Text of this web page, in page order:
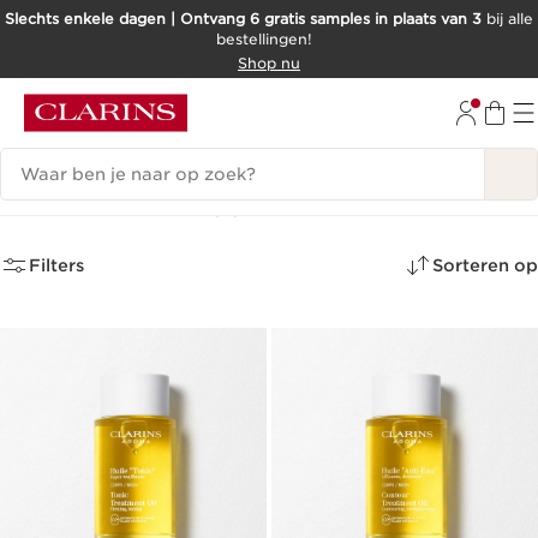
DOORGAAN NAAR INHOUD
Slechts enkele dagen | Ontvang 6 gratis samples in plaats van 3 bij alle
bestellingen!
Shop nu
Zoekgeschiedenis
Lichaamsolie (3)
Filters Sorteren op